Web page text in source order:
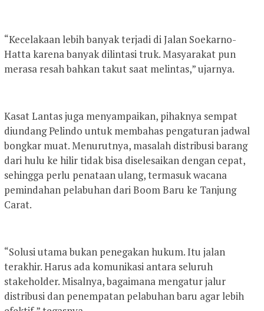
“Kecelakaan lebih banyak terjadi di Jalan Soekarno-
Hatta karena banyak dilintasi truk. Masyarakat pun
merasa resah bahkan takut saat melintas,” ujarnya.
Kasat Lantas juga menyampaikan, pihaknya sempat
diundang Pelindo untuk membahas pengaturan jadwal
bongkar muat. Menurutnya, masalah distribusi barang
dari hulu ke hilir tidak bisa diselesaikan dengan cepat,
sehingga perlu penataan ulang, termasuk wacana
pemindahan pelabuhan dari Boom Baru ke Tanjung
Carat.
“Solusi utama bukan penegakan hukum. Itu jalan
terakhir. Harus ada komunikasi antara seluruh
stakeholder. Misalnya, bagaimana mengatur jalur
distribusi dan penempatan pelabuhan baru agar lebih